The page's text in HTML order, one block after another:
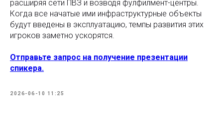
расширяя сети ПВЗ и возводя фулфилмент-центры.
Когда все начатые ими инфраструктурные объекты
будут введены в эксплуатацию, темпы развития этих
игроков заметно ускорятся.
Отправьте запрос на получение презентации
спикера.
2026-06-10 11:25